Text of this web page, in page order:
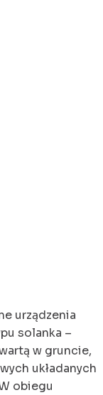
urządzenia
solanka –
w gruncie,
układanych
obiegu